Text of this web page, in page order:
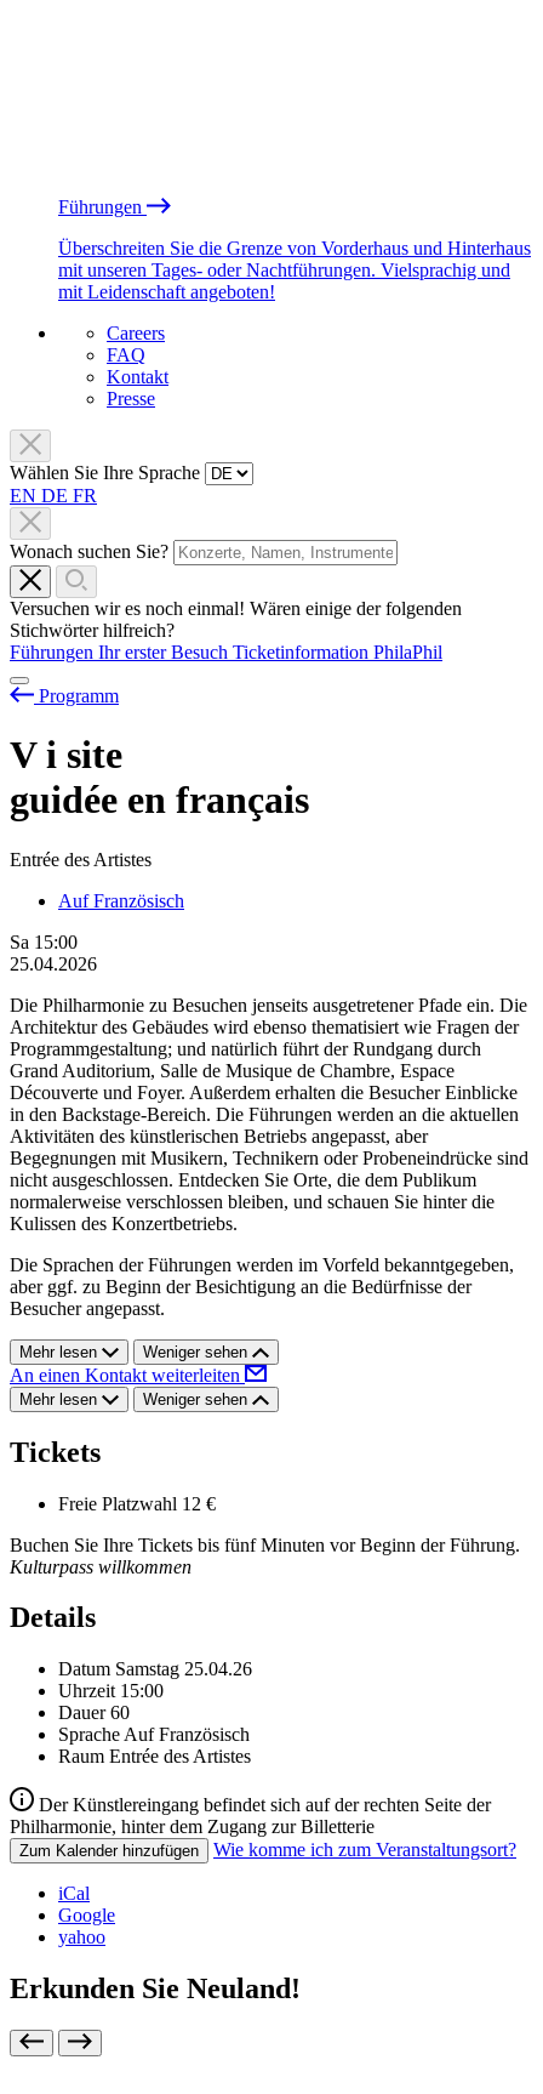
Führungen
Überschreiten Sie die Grenze von Vorderhaus und Hinterhaus
mit unseren Tages- oder Nachtführungen. Vielsprachig und
mit Leidenschaft angeboten!
Careers
FAQ
Kontakt
Presse
Wählen Sie Ihre Sprache
EN DE FR
Wonach suchen Sie?
Versuchen wir es noch einmal! Wären einige der folgenden
Stichwörter hilfreich?
Führungen Ihr erster Besuch Ticketinformation PhilaPhil
Programm
Vi site
guidée en français
Entrée des Artistes
Auf Französisch
Sa 15:00
25.04.2026
Die Philharmonie zu Besuchen jenseits ausgetretener Pfade ein. Die
Architektur des Gebäudes wird ebenso thematisiert wie Fragen der
Programmgestaltung; und natürlich führt der Rundgang durch
Grand Auditorium, Salle de Musique de Chambre, Espace
Découverte und Foyer. Außerdem erhalten die Besucher Einblicke
in den Backstage-Bereich. Die Führungen werden an die aktuellen
Aktivitäten des künstlerischen Betriebs angepasst, aber
Begegnungen mit Musikern, Technikern oder Probeneindrücke sind
nicht ausgeschlossen. Entdecken Sie Orte, die dem Publikum
normalerweise verschlossen bleiben, und schauen Sie hinter die
Kulissen des Konzertbetriebs.
Die Sprachen der Führungen werden im Vorfeld bekanntgegeben,
aber ggf. zu Beginn der Besichtigung an die Bedürfnisse der
Besucher angepasst.
Mehr lesen Weniger sehen
An einen Kontakt weiterleiten
Mehr lesen Weniger sehen
Tickets
Freie Platzwahl 12 €
Buchen Sie Ihre Tickets bis fünf Minuten vor Beginn der Führung.
Kulturpass willkommen
Details
Datum Samstag 25.04.26
Uhrzeit 15:00
Dauer 60
Sprache Auf Französisch
Raum Entrée des Artistes
Der Künstlereingang befindet sich auf der rechten Seite der
Philharmonie, hinter dem Zugang zur Billetterie
Zum Kalender hinzufügen Wie komme ich zum Veranstaltungsort?
iCal
Google
yahoo
Erkunden Sie Neuland!